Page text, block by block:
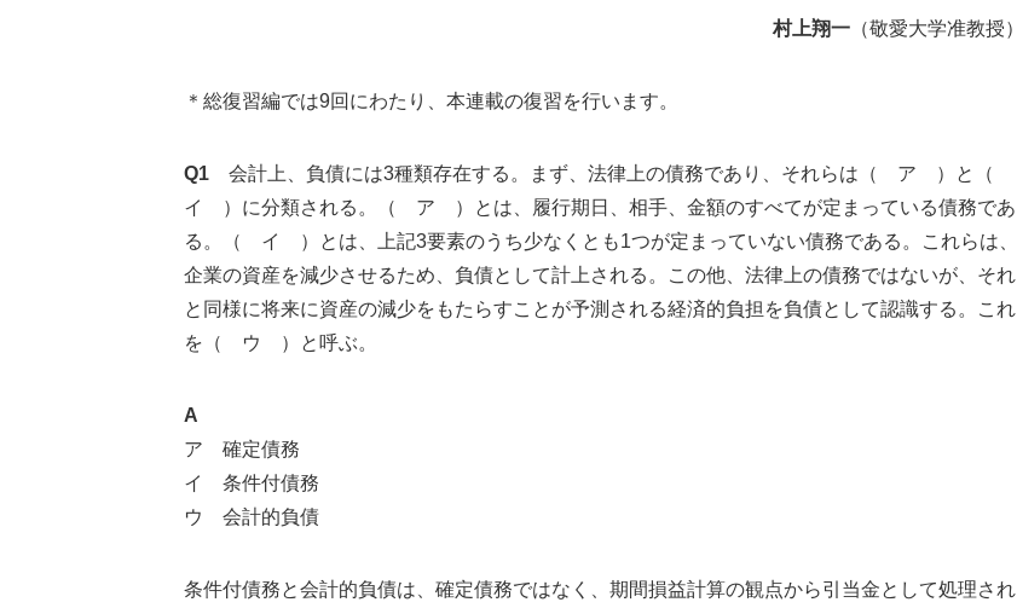
村上翔一 （敬愛大学准教授）
＊総復習編では9回にわたり、本連載の復習を行います。
Q1 会計上、負債には3種類存在する。まず、法律上の債務であり、それらは（ ア ）と（
イ ）に分類される。（ ア ）とは、履行期日、相手、金額のすべてが定まっている債務であ
る。（ イ ）とは、上記3要素のうち少なくとも1つが定まっていない債務である。これらは、
企業の資産を減少させるため、負債として計上される。この他、法律上の債務ではないが、それ
と同様に将来に資産の減少をもたらすことが予測される経済的負担を負債として認識する。これ
を（ ウ ）と呼ぶ。
A
ア 確定債務
イ 条件付債務
ウ 会計的負債
条件付債務と会計的負債は、確定債務ではなく、期間損益計算の観点から引当金として処理され